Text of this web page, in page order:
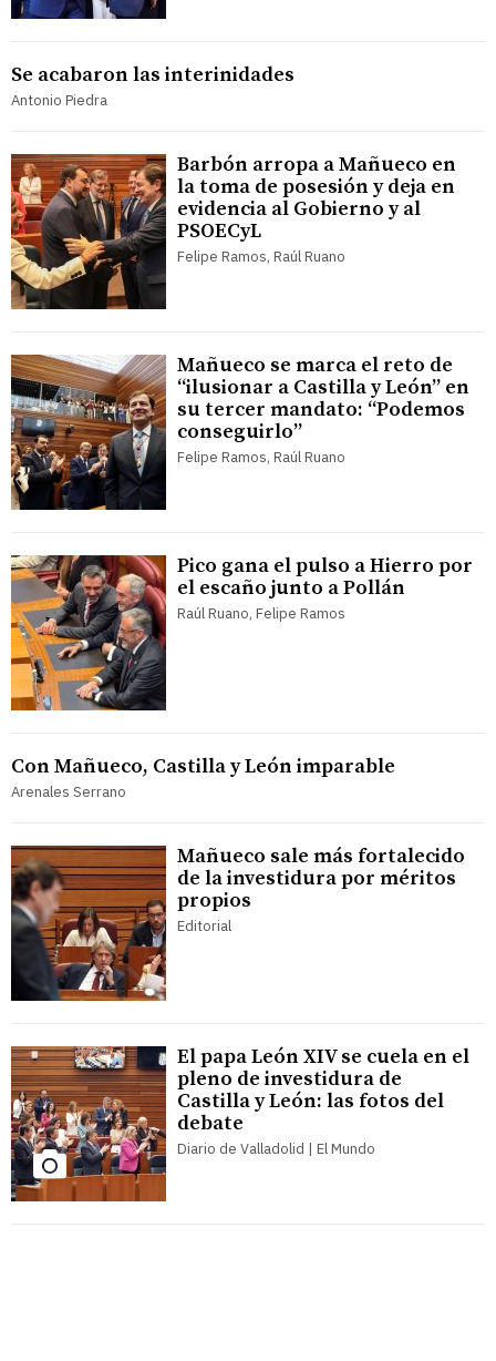
Se acabaron las interinidades
Antonio Piedra
Barbón arropa a Mañueco en
la toma de posesión y deja en
evidencia al Gobierno y al
PSOECyL
Felipe Ramos, Raúl Ruano
Mañueco se marca el reto de
“ilusionar a Castilla y León” en
su tercer mandato: “Podemos
conseguirlo”
Felipe Ramos, Raúl Ruano
Pico gana el pulso a Hierro por
el escaño junto a Pollán
Raúl Ruano, Felipe Ramos
Con Mañueco, Castilla y León imparable
Arenales Serrano
Mañueco sale más fortalecido
de la investidura por méritos
propios
Editorial
El papa León XIV se cuela en el
pleno de investidura de
Castilla y León: las fotos del
debate
Diario de Valladolid | El Mundo